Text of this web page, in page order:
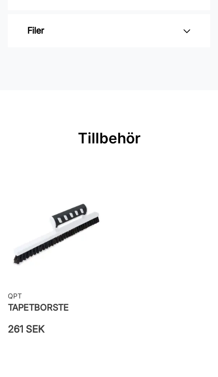
Varumärke: Midbec Tapeter
Bredd: 0,53 m
Leverantörens artikelnummer:
65107
Filer
Tillbehör
QPT
TAPETBORSTE
261 SEK